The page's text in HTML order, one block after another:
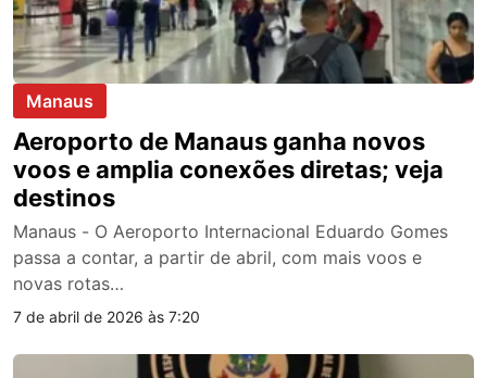
Manaus
Aeroporto de Manaus ganha novos
voos e amplia conexões diretas; veja
destinos
Manaus - O Aeroporto Internacional Eduardo Gomes
passa a contar, a partir de abril, com mais voos e
novas rotas…
7 de abril de 2026 às 7:20